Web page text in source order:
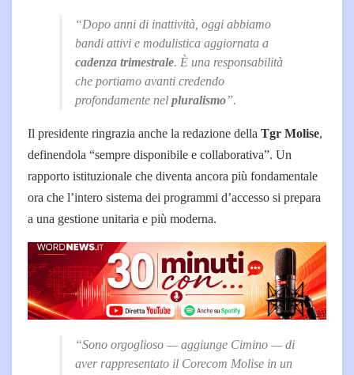
“Dopo anni di inattività, oggi abbiamo
bandi attivi e modulistica aggiornata a
cadenza trimestrale. È una responsabilità
che portiamo avanti credendo
profondamente nel pluralismo”.
Il presidente ringrazia anche la redazione della Tgr Molise,
definendola “sempre disponibile e collaborativa”. Un
rapporto istituzionale che diventa ancora più fondamentale
ora che l’intero sistema dei programmi d’accesso si prepara
a una gestione unitaria e più moderna.
“Sono orgoglioso — aggiunge Cimino — di
aver rappresentato il Corecom Molise in un